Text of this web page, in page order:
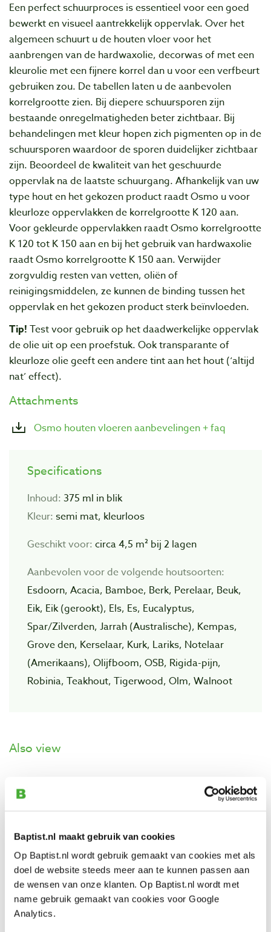
Baptist.nl maakt gebruik van cookies
Op Baptist.nl wordt gebruik gemaakt van cookies met als
doel de website steeds meer aan te kunnen passen aan
de wensen van onze klanten. Op Baptist.nl wordt met
name gebruik gemaakt van cookies voor Google
Analytics.
Een perfect schuurproces is essentieel voor een goed
bewerkt en visueel aantrekkelijk oppervlak. Over het
algemeen schuurt u de houten vloer voor het
aanbrengen van de hardwaxolie, decorwas of met een
kleurolie met een fijnere korrel dan u voor een verfbeurt
gebruiken zou. De tabellen laten u de aanbevolen
korrelgrootte zien. Bij diepere schuursporen zijn
bestaande onregelmatigheden beter zichtbaar. Bij
behandelingen met kleur hopen zich pigmenten op in de
schuursporen waardoor de sporen duidelijker zichtbaar
zijn. Beoordeel de kwaliteit van het geschuurde
oppervlak na de laatste schuurgang. Afhankelijk van uw
type hout en het gekozen product raadt Osmo u voor
kleurloze oppervlakken de korrelgrootte K 120 aan.
Voor gekleurde oppervlakken raadt Osmo korrelgrootte
K 120 tot K 150 aan en bij het gebruik van hardwaxolie
raadt Osmo korrelgrootte K 150 aan. Verwijder
zorgvuldig resten van vetten, oliën of
reinigingsmiddelen, ze kunnen de binding tussen het
oppervlak en het gekozen product sterk beïnvloeden.
Tip! Test voor gebruik op het daadwerkelijke oppervlak
de olie uit op een proefstuk. Ook transparante of
kleurloze olie geeft een andere tint aan het hout (‘altijd
nat’ effect).
Attachments
Osmo houten vloeren aanbevelingen + faq
Specifications
Inhoud: 375 ml in blik
Kleur: semi mat, kleurloos
Geschikt voor: circa 4,5 m² bij 2 lagen
Aanbevolen voor de volgende houtsoorten:
Esdoorn, Acacia, Bamboe, Berk, Perelaar, Beuk,
Eik, Eik (gerookt), Els, Es, Eucalyptus,
Spar/Zilverden, Jarrah (Australische), Kempas,
Grove den, Kerselaar, Kurk, Lariks, Notelaar
(Amerikaans), Olijfboom, OSB, Rigida-pijn,
Robinia, Teakhout, Tigerwood, Olm, Walnoot
Also view
Osmo proefmonster hardwax olie 3065
€ 1,95 incl. VAT
€ 1,61 excl. VAT
In stock
Compare